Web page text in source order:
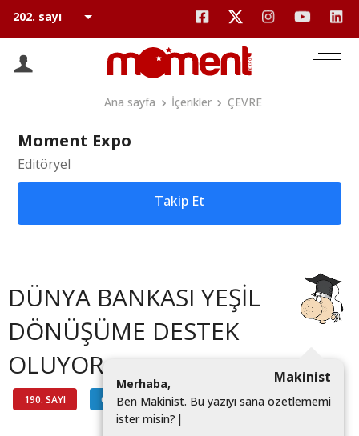
Ana sayfa İçerikler ÇEVRE
Moment Expo
Editöryel
Takip Et
DÜNYA BANKASI YEŞİL
DÖNÜŞÜME DESTEK
OLUYOR
190. SAYI ÇEVRE #
Makinist
Merhaba,
Ben Makinist. Bu yazıyı sana özetlememi
ister misin? |